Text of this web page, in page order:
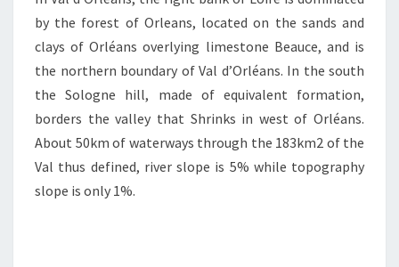
by the forest of Orleans, located on the sands and
clays of Orléans overlying limestone Beauce, and is
the northern boundary of Val d’Orléans. In the south
the Sologne hill, made ​​of equivalent formation,
borders the valley that Shrinks in west of Orléans.
About 50km of waterways through the 183km2 of the
Val thus defined, river slope is 5% while topography
slope is only 1%.